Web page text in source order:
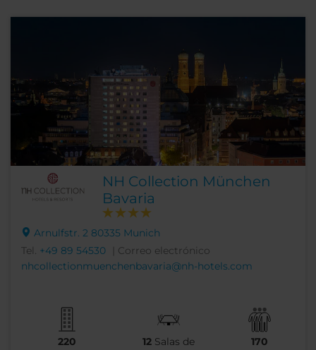
NH Collection München
Bavaria
Arnulfstr. 2 80335 Munich
Tel. +49 89 54530
| Correo electrónico
nhcollectionmuenchenbavaria@nh-hotels.com
220
12 Salas de
170